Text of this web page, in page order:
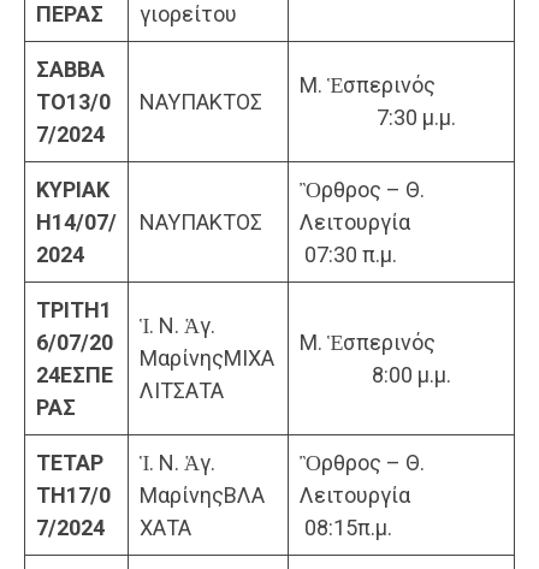
ΠΕΡΑΣ
γιορείτου
ΣΑΒΒΑ
ΤΟ13/0
7/2024
ΝΑΥΠΑΚΤΟΣ
Μ. Ἑσπερινός
7:30 μ.μ.
ΚΥΡΙΑΚ
Η14/07/
2024
ΝΑΥΠΑΚΤΟΣ
Ὂρθρος – Θ.
Λειτουργία
07:30 π.μ.
ΤΡΙΤΗ1
6/07/20
24ΕΣΠΕ
ΡΑΣ
Ἱ. Ν. Ἁγ.
ΜαρίνηςΜΙΧΑ
ΛΙΤΣΑΤΑ
Μ. Ἑσπερινός
8:00 μ.μ.
ΤΕΤΑΡ
ΤΗ17/0
7/2024
Ἱ. Ν. Ἁγ.
ΜαρίνηςΒΛΑ
ΧΑΤΑ
Ὂρθρος – Θ.
Λειτουργία
08:15π.μ.